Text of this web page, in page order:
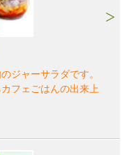
ジャーサラダです。
フェごはんの出来上